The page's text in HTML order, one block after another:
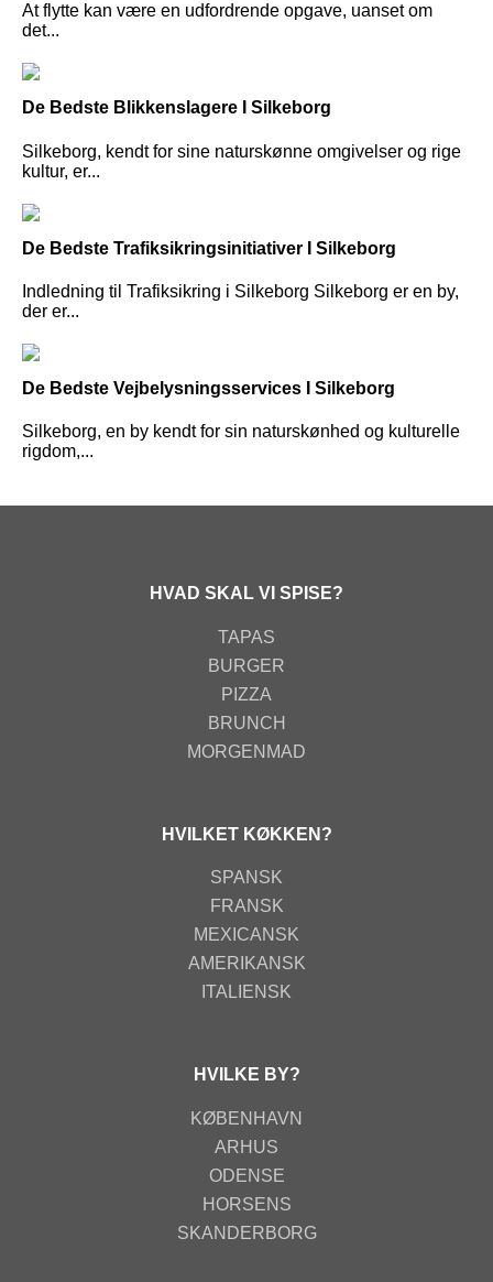
At flytte kan være en udfordrende opgave, uanset om
det...
De Bedste Blikkenslagere I Silkeborg
Silkeborg, kendt for sine naturskønne omgivelser og rige
kultur, er...
De Bedste Trafiksikringsinitiativer I Silkeborg
Indledning til Trafiksikring i Silkeborg Silkeborg er en by,
der er...
De Bedste Vejbelysningsservices I Silkeborg
Silkeborg, en by kendt for sin naturskønhed og kulturelle
rigdom,...
HVAD SKAL VI SPISE?
TAPAS
BURGER
PIZZA
BRUNCH
MORGENMAD
HVILKET KØKKEN?
SPANSK
FRANSK
MEXICANSK
AMERIKANSK
ITALIENSK
HVILKE BY?
KØBENHAVN
ARHUS
ODENSE
HORSENS
SKANDERBORG